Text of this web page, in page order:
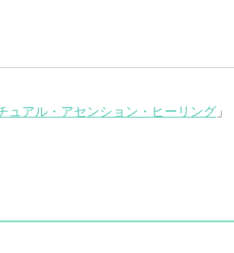
ュアル・アセンション・ヒーリング 」